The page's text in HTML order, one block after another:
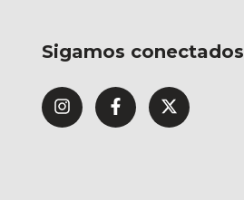
Sigamos conectados